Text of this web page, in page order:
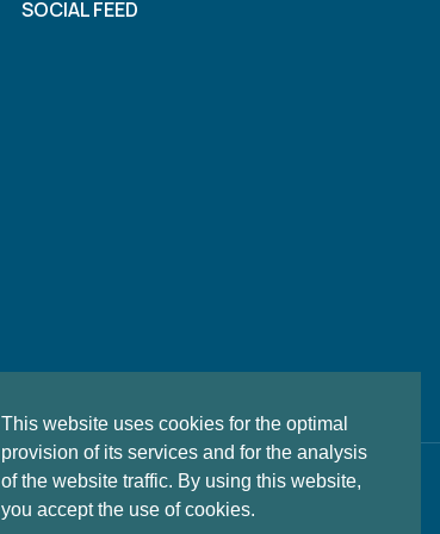
This website uses cookies for the optimal
provision of its services and for the analysis
of the website traffic. By using this website,
you accept the use of cookies.
SOCIAL FEED